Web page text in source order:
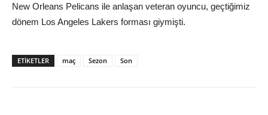
New Orleans Pelicans ile anlaşan veteran oyuncu, geçtiğimiz
dönem Los Angeles Lakers forması giymişti.
ETIKETLER maç Sezon Son